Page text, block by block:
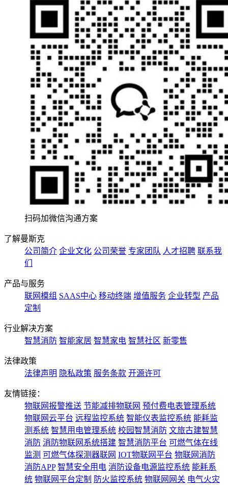
扫码加微信沟通方案
了解曼斯克
公司简介 企业文化 公司荣誉 专家团队 人才招聘 联系我
们
产品与服务
联网模组 SAAS中心 移动终端 增值服务 企业转型 产品
定制
行业解决方案
智慧消防 智能家居 智慧家电 智慧社区 新零售
法律政策
法律声明 隐私政策 服务条款 开源许可
友情链接：
物联网报警推送 节能减排物联网 预付费电表管理系统
物联网云平台 远程监控系统 智能仪表监控系统 能耗监
测系统 智慧用电管理系统 校园智慧消防 文旅古建智慧
消防 消防物联网系统搭建 智慧消防平台 可燃气体在线
监测 可燃气体探测器联网 IOT物联网平台 物联网消防
消防APP 智慧安全用电 消防设备电源监控系统 能耗系
统 物联网平台定制 防火监控系统 物联网网关 电气火灾